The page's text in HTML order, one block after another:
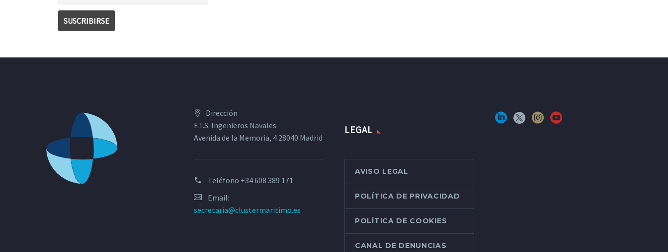
Dirección
E.T.S. Ingenieros Navales
Avenida de la Memoria, 4 28040 Madrid
Teléfono +34 608 389 171
Email:
secretaria@clustermaritimo.es
LEGAL
AVISO LEGAL
POLÍTICA DE PRIVACIDAD
POLÍTICA DE COOKIES
CANAL DE DENUNCIAS